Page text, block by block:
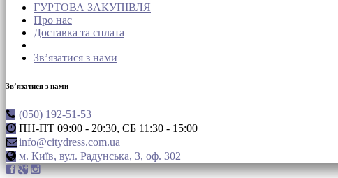
ГУРТОВА ЗАКУПІВЛЯ
Про нас
Доставка та сплата
Зв’язатися з нами
Зв’язатися з нами
(050) 192-51-53
ПН-ПТ 09:00 - 20:30, СБ 11:30 - 15:00
info@citydress.com.ua
м. Київ, вул. Радунська, 3, оф. 302